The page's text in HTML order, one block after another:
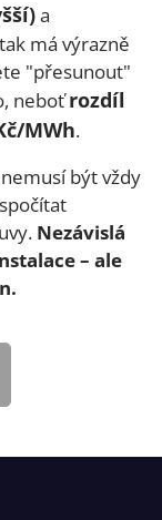
a
má výrazně
"přesunout"
neboťrozdíl
MWh.
být vždy
Nezávislá
– ale